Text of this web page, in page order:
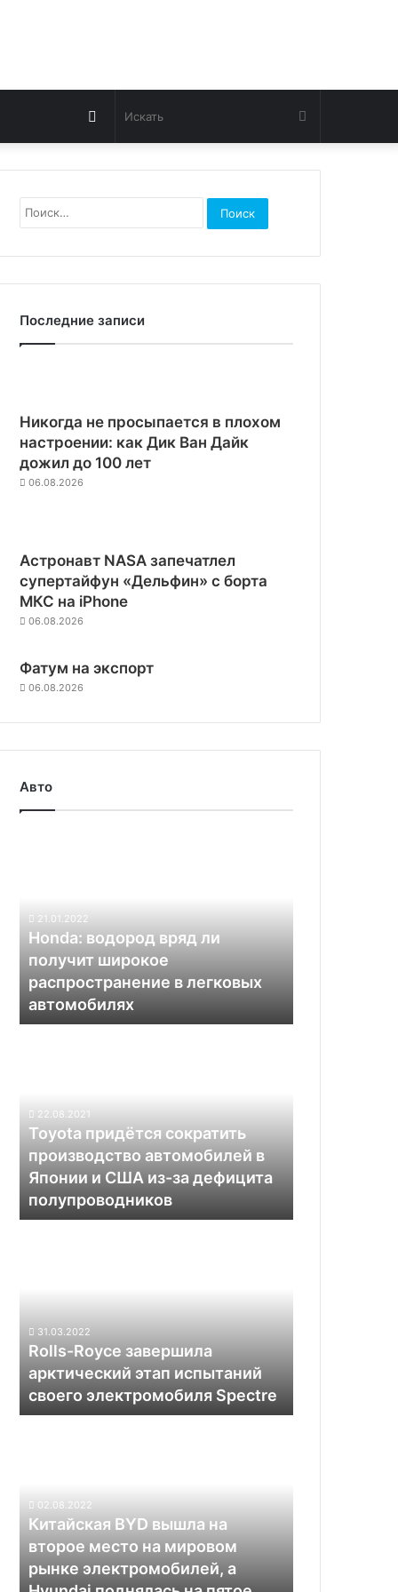
Искать
Switch
skin
Найти:
Последние записи
Никогда не просыпается в плохом
настроении: как Дик Ван Дайк
дожил до 100 лет
06.08.2026
Астронавт NASA запечатлел
супертайфун «Дельфин» с борта
МКС на iPhone
06.08.2026
Фатум на экспорт
06.08.2026
Авто
широкое
распространение
легковых
автомобилях
21.01.2022
Honda: водород вряд ли
получит широкое
распространение в легковых
автомобилях
Японии
США
из-
за
22.08.2021
Toyota придётся сократить
производство автомобилей в
Японии и США из-за дефицита
полупроводников
своего
электромобиля
Spectre
31.03.2022
Rolls-Royce завершила
арктический этап испытаний
своего электромобиля Spectre
место
мировом
рынке
02.08.2022
Китайская BYD вышла на
второе место на мировом
рынке электромобилей, а